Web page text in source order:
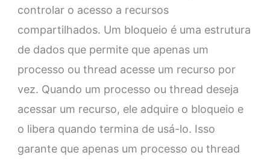
controlar o acesso a recursos
compartilhados. Um bloqueio é uma estrutura
de dados que permite que apenas um
processo ou thread acesse um recurso por
vez. Quando um processo ou thread deseja
acessar um recurso, ele adquire o bloqueio e
o libera quando termina de usá-lo. Isso
garante que apenas um processo ou thread